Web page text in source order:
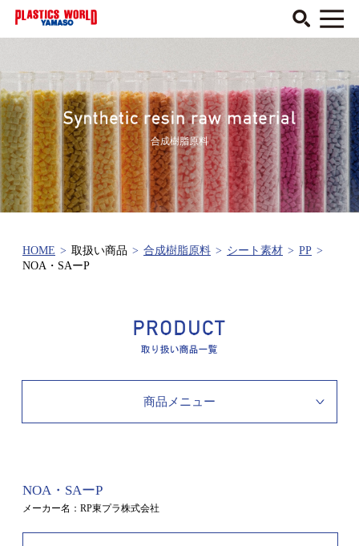
合成樹脂原料
HOME > 取扱い商品 > 合成樹脂原料 > シート素材 > PP >
NOA・SAーP
商品メニュー
NOA・SAーP
メーカー名：RP東プラ株式会社